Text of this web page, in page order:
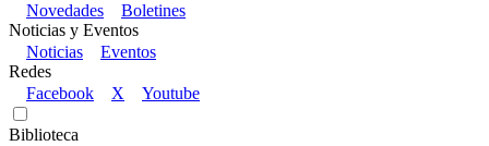
Novedades
Boletines
Noticias y Eventos
Noticias
Eventos
Redes
Facebook
X Youtube
Biblioteca